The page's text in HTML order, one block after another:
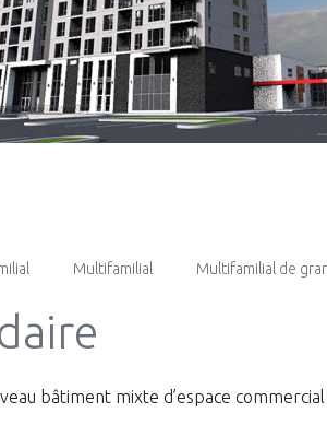
Multifamilial Multifamilial de
bâtiment mixte d’espace